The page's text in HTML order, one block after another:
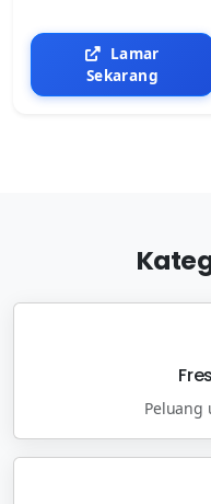
Lamar
Sekarang
Peluang